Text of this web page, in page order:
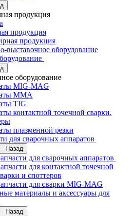
продукция
продукция
продукция
выставочное оборудование
оборудование
MIG-MAG
MMA
TIG
контактной точечной сварки.
плазменной резки
для сварочных аппаратов
Назад
для сварочных аппаратов
для контактной точечной
и споттеров
для сварки MIG-MAG
материалы и аксессуары для
Назад